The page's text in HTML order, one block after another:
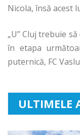
Nicola, însă acest
„U” Cluj trebuie
în etapa
puternică, FC
ULTIMELE